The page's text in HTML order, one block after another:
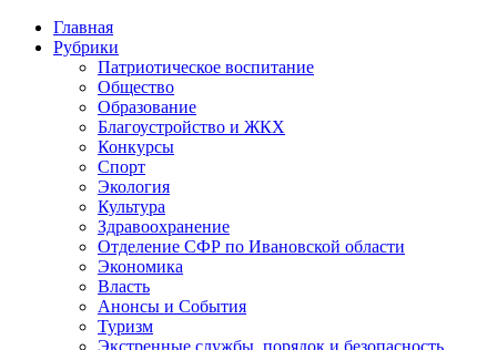
Главная
Рубрики
Патриотическое воспитание
Общество
Образование
Благоустройство и ЖКХ
Конкурсы
Спорт
Экология
Культура
Здравоохранение
Отделение СФР по Ивановской области
Экономика
Власть
Анонсы и События
Туризм
Экстренные службы, порядок и безопасность